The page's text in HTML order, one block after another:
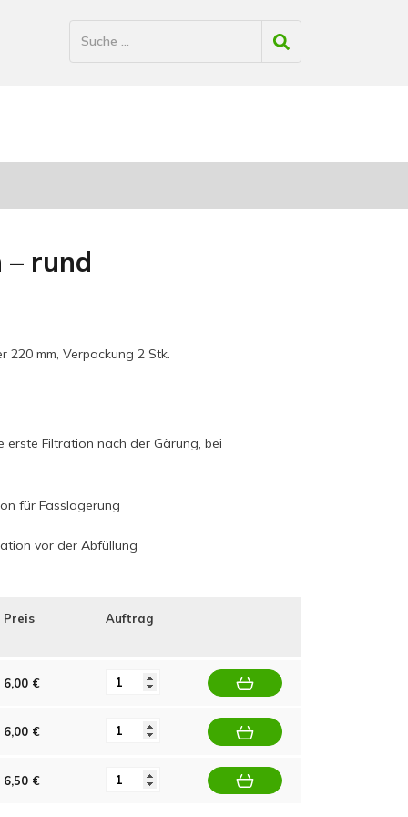
rund
220 mm, Verpackung 2 Stk.
erste Filtration nach der Gärung, bei
für Fasslagerung
vor der Abfüllung
Preis Auftrag
6,00 €
6,00 €
6,50 €